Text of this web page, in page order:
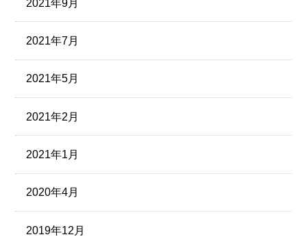
2021年9月
2021年7月
2021年5月
2021年2月
2021年1月
2020年4月
2019年12月